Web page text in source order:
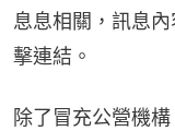
息息相關，訊息
擊連結。
除了冒充公營機